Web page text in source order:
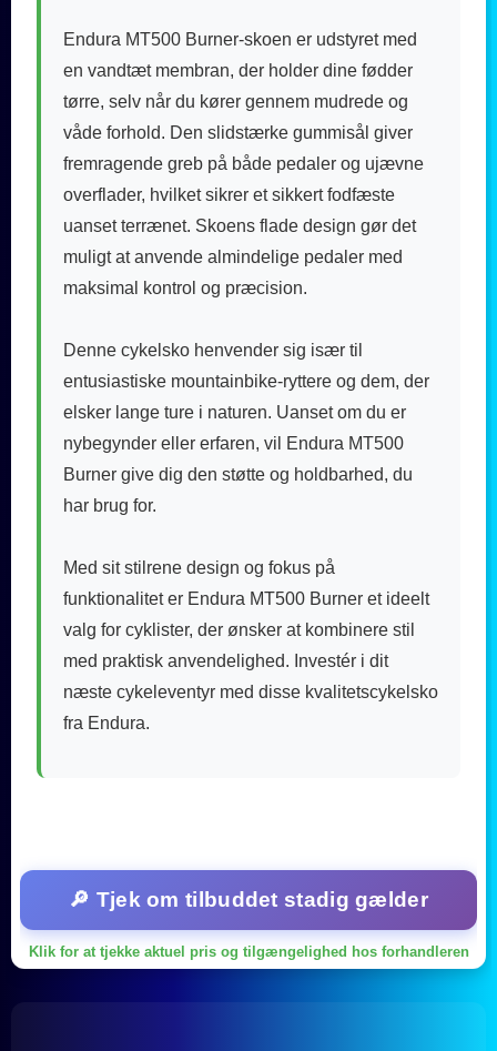
Endura MT500 Burner-skoen er udstyret med
en vandtæt membran, der holder dine fødder
tørre, selv når du kører gennem mudrede og
våde forhold. Den slidstærke gummisål giver
fremragende greb på både pedaler og ujævne
overflader, hvilket sikrer et sikkert fodfæste
uanset terrænet. Skoens flade design gør det
muligt at anvende almindelige pedaler med
maksimal kontrol og præcision.
Denne cykelsko henvender sig især til
entusiastiske mountainbike-ryttere og dem, der
elsker lange ture i naturen. Uanset om du er
nybegynder eller erfaren, vil Endura MT500
Burner give dig den støtte og holdbarhed, du
har brug for.
Med sit stilrene design og fokus på
funktionalitet er Endura MT500 Burner et ideelt
valg for cyklister, der ønsker at kombinere stil
med praktisk anvendelighed. Investér i dit
næste cykeleventyr med disse kvalitetscykelsko
fra Endura.
🔎 Tjek om tilbuddet stadig gælder
Klik for at tjekke aktuel pris og tilgængelighed hos forhandleren